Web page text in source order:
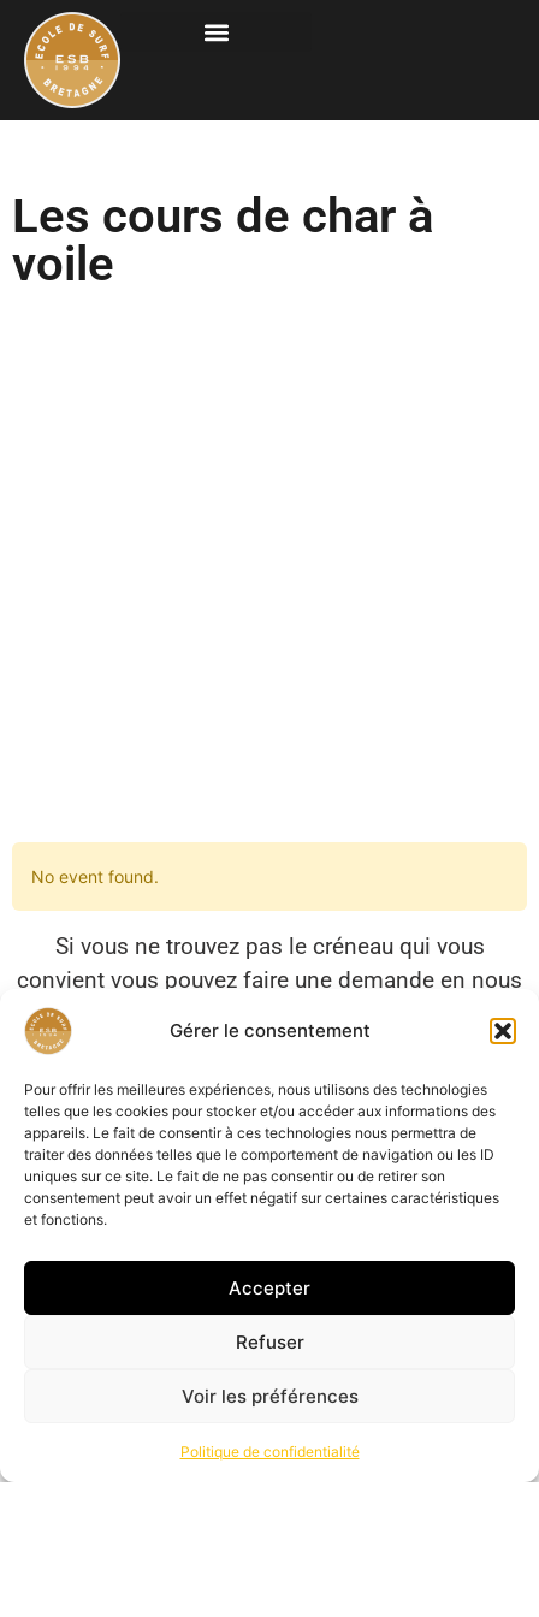
Gérer le consentement
Pour offrir les meilleures expériences, nous utilisons des technologies
telles que les cookies pour stocker et/ou accéder aux informations des
appareils. Le fait de consentir à ces technologies nous permettra de
traiter des données telles que le comportement de navigation ou les ID
uniques sur ce site. Le fait de ne pas consentir ou de retirer son
consentement peut avoir un effet négatif sur certaines caractéristiques
et fonctions.
Accepter
Refuser
Voir les préférences
Politique de confidentialité
Les cours de char à
voile
No event found.
Si vous ne trouvez pas le créneau qui vous
convient vous pouvez faire une demande en nous
CONTACTER